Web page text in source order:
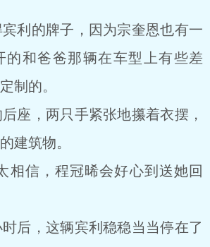
的牌子，因为宗奎恩也有一
的和爸爸那辆在车型上有些差
制的。
，两只手紧张地攥着衣摆，
建筑物。
信，程冠晞会好心到送她回
，这辆宾利稳稳当当停在了